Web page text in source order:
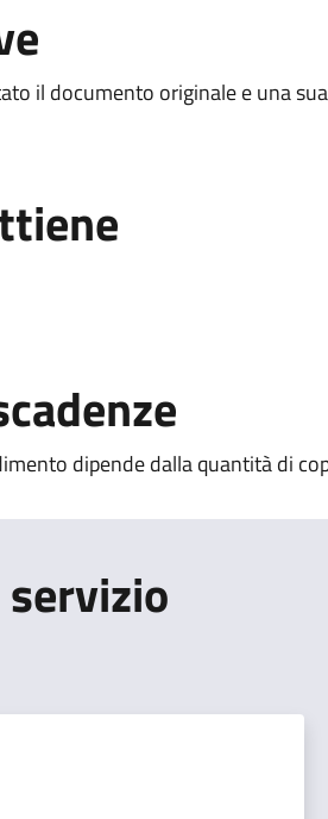
il documento originale e una
dipende dalla quantità di